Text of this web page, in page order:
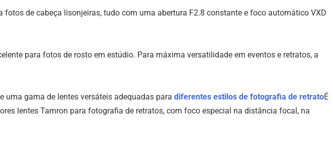
de cabeça lisonjeiras, tudo com uma abertura F2.8 constante e foco automático VXD
para fotos de rosto em estúdio. Para máxima versatilidade em eventos e retratos, a
uma gama de lentes versáteis adequadas para diferentes estilos de fotografia de retratoÉ
lentes Tamron para fotografia de retratos, com foco especial na distância focal, na